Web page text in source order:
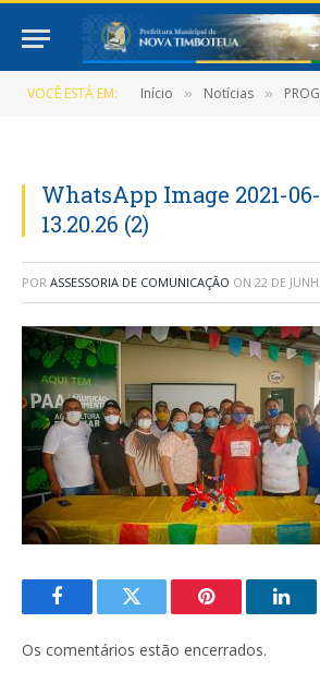
VOCÊ ESTÁ EM: Início » Notícias » PROGRAMA DE
WhatsApp Image 2021-
13.20.26 (2)
POR ASSESSORIA DE COMUNICAÇÃO ON 22 DE
FacebookTwitter Pinterest
Os comentários estão encerrados.